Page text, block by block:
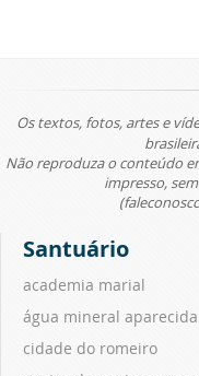
Os textos, fotos, artes e
Não reproduza o conteúdo
impresso,
Santuário
academia marial
água mineral aparecida
cidade do romeiro